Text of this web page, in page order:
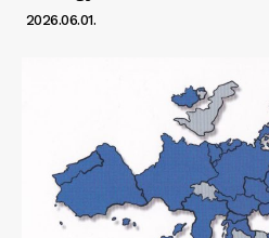
2026.06.01.